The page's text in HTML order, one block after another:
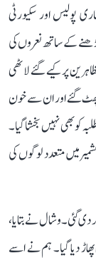
پولیس اور سکیورٹی
کے ساتھ نعروں کی
پر کیے گئے لاٹھی
گئے اور ان سے خون
کو بھی نہیں بخشا گیا۔
میں متعدد لوگوں کی
گئی۔ وشال نے بتایا،
دیا گیا۔ ہم نے اسے